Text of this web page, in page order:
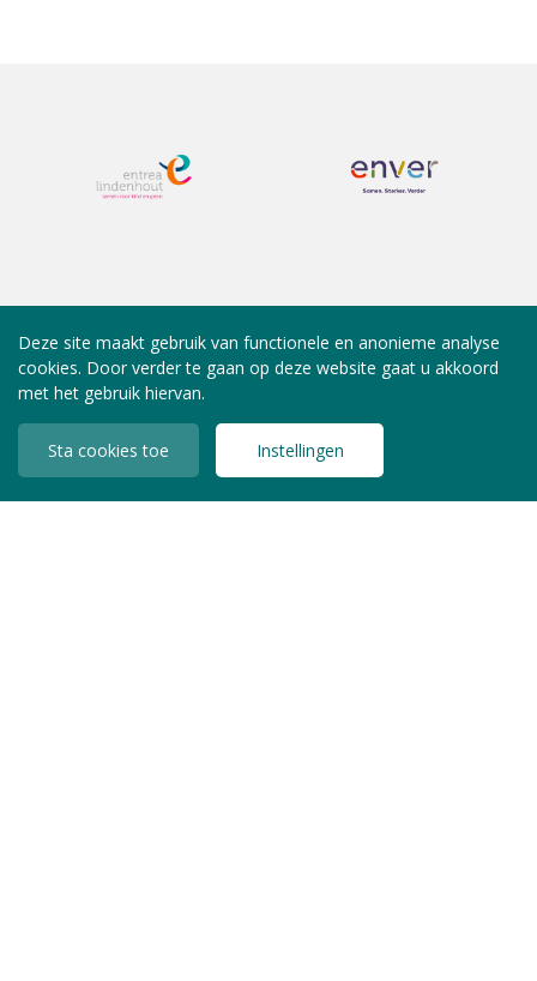
Deze site maakt gebruik van functionele en anonieme analyse
cookies. Door verder te gaan op deze website gaat u akkoord
met het gebruik hiervan.
Sta cookies toe Instellingen